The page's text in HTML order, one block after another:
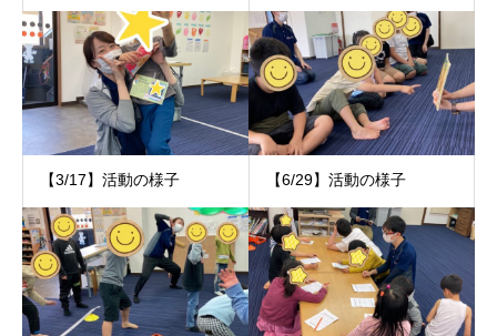
【3/17】活動の様子 【6/29】活動の様子